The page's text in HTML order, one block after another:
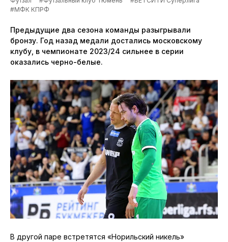
#МФК КПРФ
Предыдущие два сезона команды разыгрывали
бронзу. Год назад медали достались московскому
клубу, в чемпионате 2023/24 сильнее в серии
оказались черно-белые.
В другой паре встретятся «Норильский никель»